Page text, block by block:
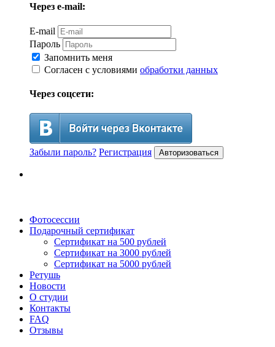
Через e-mail:
E-mail
Пароль
Запомнить меня
Согласен с условиями обработки данных
Через соцсети:
Забыли пароль? Регистрация Авторизоваться
Фотосессии
Подарочный сертификат
Сертификат на 500 рублей
Сертификат на 3000 рублей
Сертификат на 5000 рублей
Ретушь
Новости
О студии
Контакты
FAQ
Отзывы